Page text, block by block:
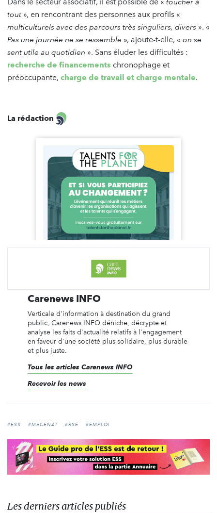
tout », en rencontrant des personnes aux profils «
multiculturels avec des parcours très singuliers, divers ». «
Pas une journée ne se ressemble », ajoute-t-elle, « on se
sent utile au quotidien ». Sans éluder les difficultés :
recherche de financements chronophage et
préoccupante, charge de travail et charge mentale.
La rédaction
Carenews INFO
Verticale d'information à destination du grand
public, Carenews INFO déniche, décrypte et
analyse les faits d'actualité relatifs à l'engagement
en faveur d'une société plus solidaire, plus durable
et plus juste.
Tous les articles Carenews INFO
Recevoir les news
#ESS #MÉCÉNAT #RSE #EMPLOI
Les derniers articles publiés